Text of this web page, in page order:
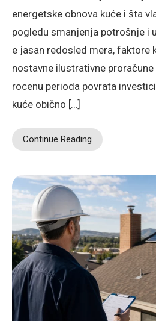
energetske obnova kuće i šta
pogledu smanjenja potrošnje i
e jasan redosled mera, faktore
nostavne ilustrativne
rocenu perioda povrata
kuće obično […]
Continue Reading